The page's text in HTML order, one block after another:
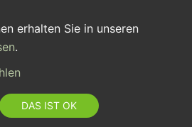
erhalten Sie in unseren
.
DAS IST OK